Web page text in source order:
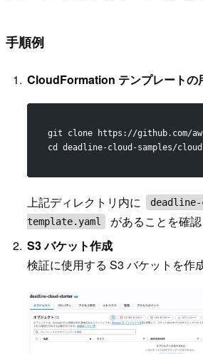
手順例
CloudFormation テンプレートの
git clone https://github.com/
cd deadline-cloud-samples/
上記ディレクトリ内に
template.yaml
があることを確認
S3 バケット作成
検証に使用する S3 バケットを作